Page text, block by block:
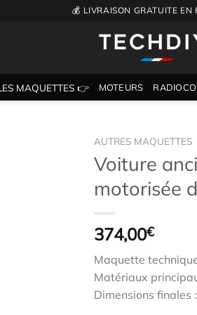
💰 LIVRAISON GRATUITE EN
MAQUETTES 👉 MOTEURS
AUTRES MAQUETTES
Voiture
motorisée
374,00€
Maquette
Matériaux
Dimensions